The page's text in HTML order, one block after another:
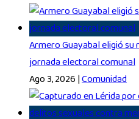
Armero Guayabal eligió
jornada electoral comunal
Ago 3, 2026|Comunidad